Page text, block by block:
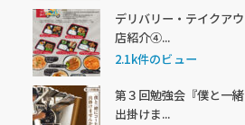
デリバリー・テイクア
店紹介④...
2.1k件のビュー
第３回勉強会『僕と一
出掛けま...